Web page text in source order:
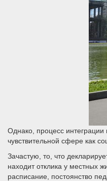
Однако, процесс
чувствительной сфере как
Зачастую, то, что
находит отклика у местных
расписание, постоянство